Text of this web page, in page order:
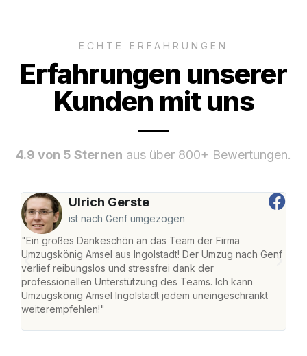
ECHTE ERFAHRUNGEN
Erfahrungen unserer
Kunden mit uns
4.9 von 5 Sternen aus über 800+ Bewertungen.
Ulrich Gerste
ist nach Genf umgezogen
"Ein großes Dankeschön an das Team der Firma
Umzugskönig Amsel aus Ingolstadt! Der Umzug nach Genf
verlief reibungslos und stressfrei dank der
professionellen Unterstützung des Teams. Ich kann
Umzugskönig Amsel Ingolstadt jedem uneingeschränkt
weiterempfehlen!"